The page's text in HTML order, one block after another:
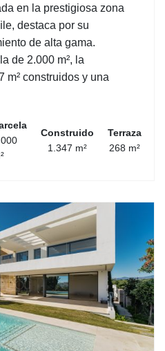
en la prestigiosa zona
destaca por su
de alta gama.
de 2.000 m², la
m² construidos y una
Construido
1.347 m²
Terraza
268 m²